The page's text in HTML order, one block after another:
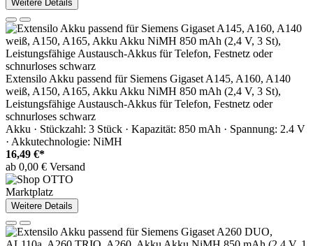
Weitere Details
Extensilo Akku passend für Siemens Gigaset A145, A160, A140
weiß, A150, A165, Akku Akku NiMH 850 mAh (2,4 V, 3 St),
Leistungsfähige Austausch-Akkus für Telefon, Festnetz oder
schnurloses schwarz
Akku · Stückzahl: 3 Stück · Kapazität: 850 mAh · Spannung: 2.4 V
· Akkutechnologie: NiMH
16,49 €*
ab 0,00 € Versand
Marktplatz
Weitere Details